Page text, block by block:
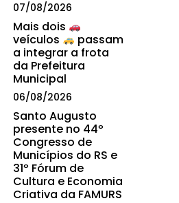
07/08/2026
Mais dois
veículos
passam
a integrar a frota
da Prefeitura
Municipal
06/08/2026
Santo Augusto
presente no 44º
Congresso de
Municípios do RS e
31º Fórum de
Cultura e Economia
Criativa da FAMURS